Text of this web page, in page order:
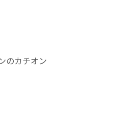
のカチオン